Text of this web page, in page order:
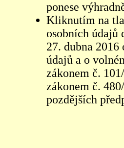
ponese
Kliknutím na
osobních údajů
27. dubna
údajů a o
zákonem č.
zákonem č.
pozdějších